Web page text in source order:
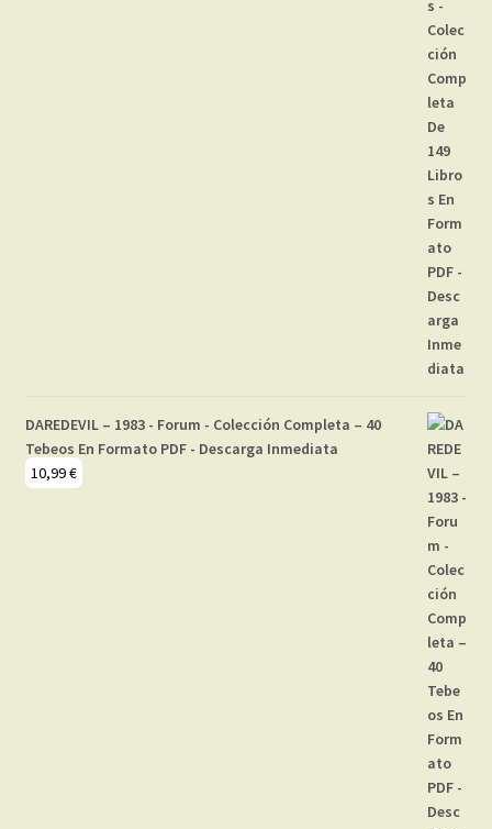
DAREDEVIL – 1983 - Forum - Colección Completa – 40
Tebeos En Formato PDF - Descarga Inmediata
10,99€